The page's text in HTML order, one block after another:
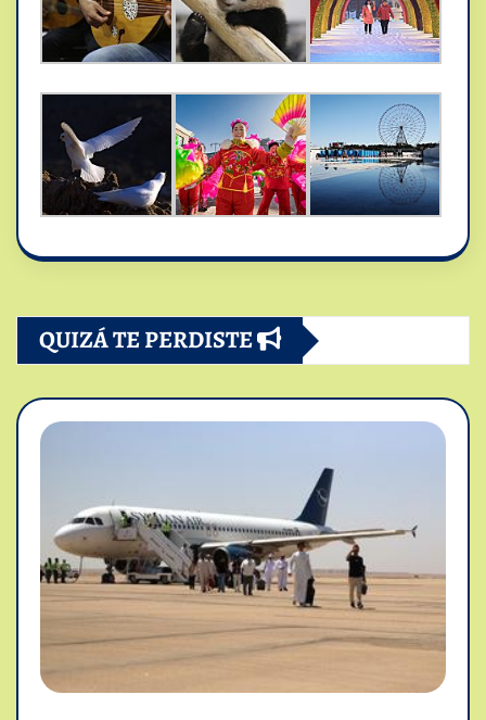
QUIZÁ TE PERDISTE